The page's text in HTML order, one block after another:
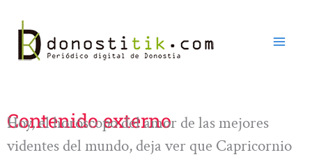
contenido
Contenido externo
Hoy, el horóscopo del amor de las mejores
videntes del mundo, deja ver que Capricornio